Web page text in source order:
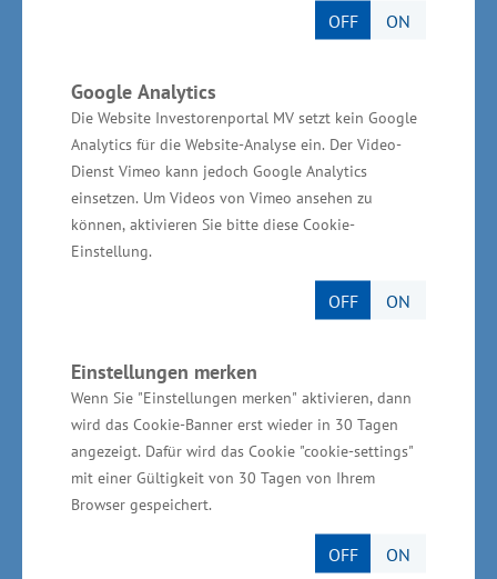
OFF ON
Google Analytics
Die Website Investorenportal MV setzt kein Google
Analytics für die Website-Analyse ein. Der Video-
Dienst Vimeo kann jedoch Google Analytics
einsetzen. Um Videos von Vimeo ansehen zu
können, aktivieren Sie bitte diese Cookie-
Einstellung.
OFF ON
Einstellungen merken
Wenn Sie "Einstellungen merken" aktivieren, dann
wird das Cookie-Banner erst wieder in 30 Tagen
angezeigt. Dafür wird das Cookie "cookie-settings"
mit einer Gültigkeit von 30 Tagen von Ihrem
Browser gespeichert.
OFF ON
auf der Basis von Lithium-Eisenphosphat, die
Zudem verfügen sie über radnabennahe
Elektromotoren und heizen beziehungsweise
kühlen mit einer elektrischen CO2-
Wärmepumpe. Die für eine Gesamtlaufleistung
von 400.000 Kilometern garantierte Reichweite
der Elektrobusse liegt bei mindestens 200
Kilometern bei vollgeladenem Akku, auch bei
winterlichen Extrembedingungen von minus
Dienstunterbrechung und nachts im Depot
nachgeladen. Der zur Ladung notwendige
Strom stammt aus regenerativer
Energieerzeugung. „Die E-Busse der
Verkehrsgesellschaft Ludwigslust-Parchim
leisten einen großen Beitrag zur Senkung des